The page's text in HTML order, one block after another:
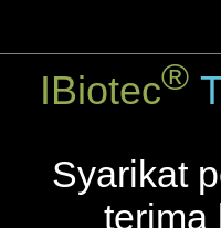
IBiotec®
Syarikat
terima